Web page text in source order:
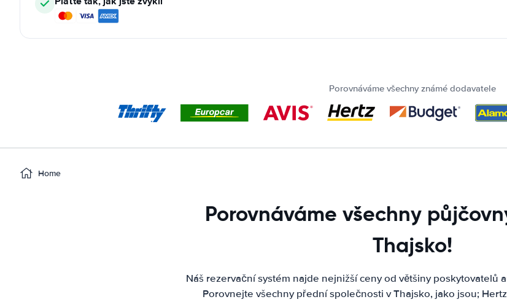
Porovnáváme všechny známé dodavatele
Home
Porovnáváme všechny
Thajsko!
Náš rezervační systém najde nejnižší ceny od většiny poskytovatelů
Porovnejte všechny přední společnosti v Thajsko, jako jsou;